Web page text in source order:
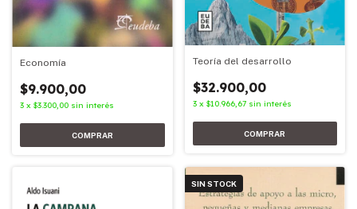
Economía
$9.900,00
3 x $3.300,00 sin interés
Teoría del desarrollo
$32.900,00
3 x $10.966,67 sin interés
SIN STOCK